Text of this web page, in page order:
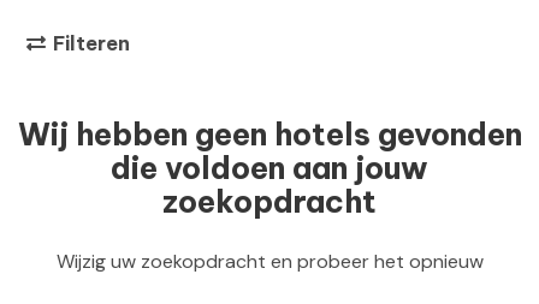
Filteren
Wij hebben geen hotels gevonden
die voldoen aan jouw
zoekopdracht
Wijzig uw zoekopdracht en probeer het opnieuw